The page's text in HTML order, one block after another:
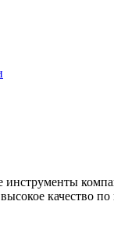
качество